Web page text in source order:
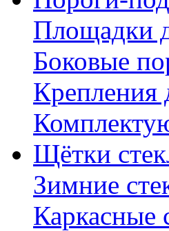
Площадки
Боковые
Крепления
Щётки
Зимние
Каркасные